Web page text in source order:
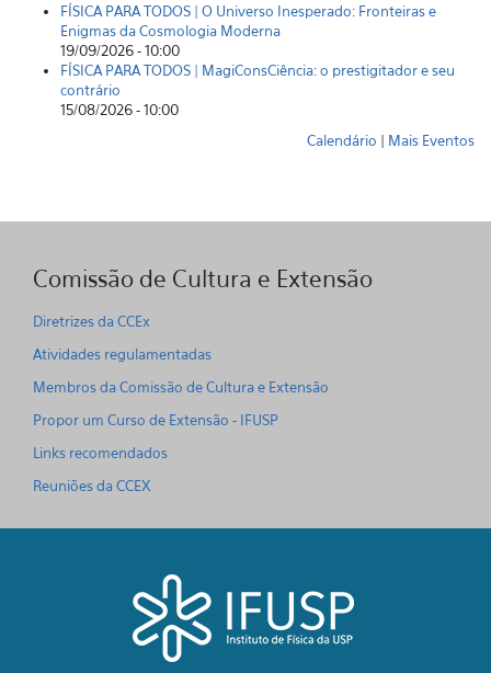
FÍSICA PARA TODOS | O Universo Inesperado: Fronteiras e
Enigmas da Cosmologia Moderna
19/09/2026 - 10:00
FÍSICA PARA TODOS | MagiConsCiência: o prestigitador e seu
contrário
15/08/2026 - 10:00
Calendário | Mais Eventos
Comissão de Cultura e Extensão
Diretrizes da CCEx
Atividades regulamentadas
Membros da Comissão de Cultura e Extensão
Propor um Curso de Extensão - IFUSP
Links recomendados
Reuniões da CCEX